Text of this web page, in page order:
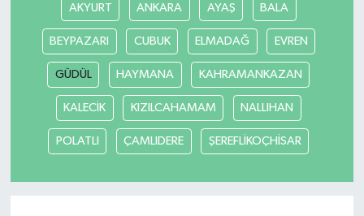
AKYURT ANKARA AYAŞ BALA
BEYPAZARI CUBUK ELMADAĞ EVREN
GÜDÜL HAYMANA KAHRAMANKAZAN
KALECİK KIZILCAHAMAM NALLIHAN
POLATLI ÇAMLIDERE ŞEREFLİKOÇHİSAR